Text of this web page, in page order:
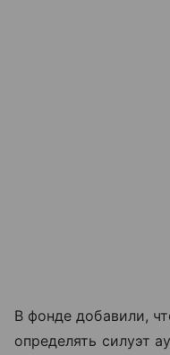
В фонде добавили,
определять силуэт